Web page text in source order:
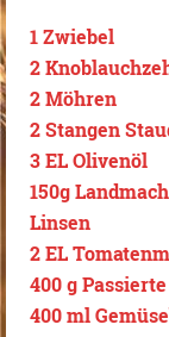
1 Zwiebel
2
2 Möhren
2 Stangen
3 EL Olivenöl
150g
Linsen
2 EL
400 g
400 ml